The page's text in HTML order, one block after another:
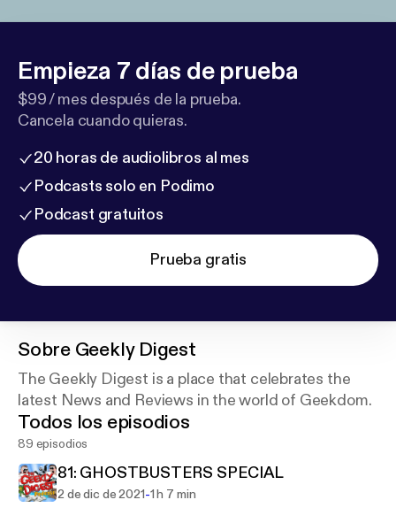
Empieza 7 días de prueba
$99 / mes después de la prueba.
Cancela cuando quieras.
20 horas de audiolibros al mes
Podcasts solo en Podimo
Podcast gratuitos
Prueba gratis
Sobre Geekly Digest
The Geekly Digest is a place that celebrates the
latest News and Reviews in the world of Geekdom.
Todos los episodios
89 episodios
81: GHOSTBUSTERS SPECIAL
2 de dic de 2021-1 h 7 min